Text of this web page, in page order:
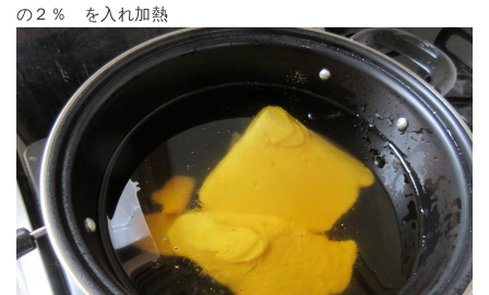
の２％ を入れ加熱